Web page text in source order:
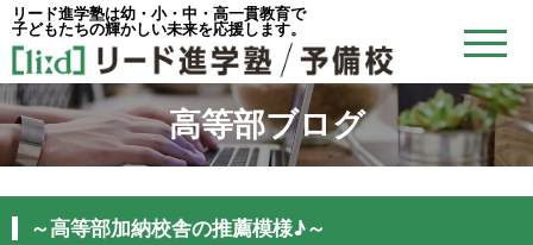
リード進学塾は幼・小・中・高一貫教育で
子どもたちの輝かしい未来を応援します。
高等部ブログ
～高等部加納校舎の推薦模様♪～